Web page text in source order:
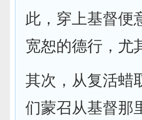
此，穿上基督便
宽恕的德行，尤
其次，从复活蜡
们蒙召从基督那